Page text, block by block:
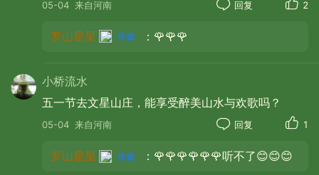
扬。六斗尖文星山庄开业大吉。人群熙熙攘攘，吉
日良辰时礼炮齐鸣，花炮在空中展示吉祥！欢声笑
艳的演出服，脸上洋溢着自信和喜悦，仿佛一群灵
动的精灵，即将为大家带来一场视觉和听觉的盛
05-04 来自河南 回复 2
罗山星星 ：🌹🌹🌹
小桥流水
五一节去文星山庄，能享受醉美山水与欢歌吗？
05-04 来自河南 回复 1
罗山星星 ：🌹🌹🌹🌹🌹🌹听不了😊😊😊